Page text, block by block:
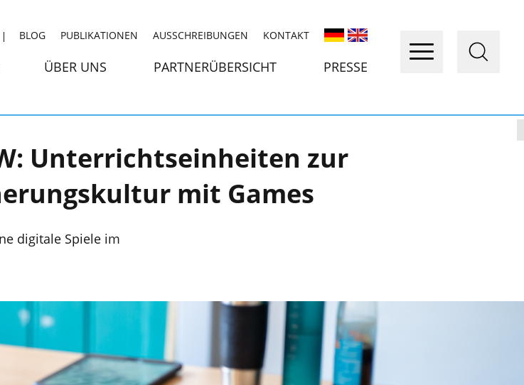
BLOG PUBLIKATIONEN AUSSCHREIBUNGEN KONTAKT
ÜBER UNS PARTNERÜBERSICHT PRESSE
Unterrichtseinheiten zur
mit Games
digitale Spiele im